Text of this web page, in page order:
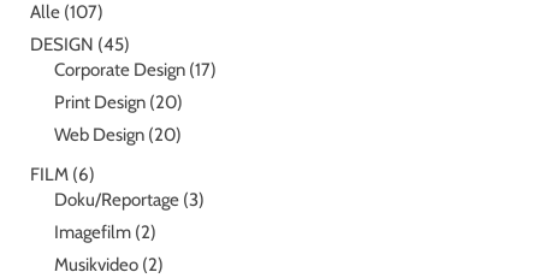
Alle (107)
DESIGN (45)
Corporate Design (17)
Print Design (20)
Web Design (20)
FILM (6)
Doku/Reportage (3)
Imagefilm (2)
Musikvideo (2)